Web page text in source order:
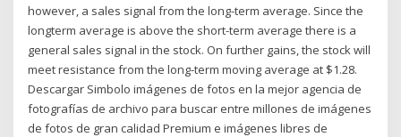
however, a sales signal from the long-term average. Since the
longterm average is above the short-term average there is a
general sales signal in the stock. On further gains, the stock will
meet resistance from the long-term moving average at $1.28.
Descargar Simbolo imágenes de fotos en la mejor agencia de
fotografías de archivo para buscar entre millones de imágenes
de fotos de gran calidad Premium e imágenes libres de